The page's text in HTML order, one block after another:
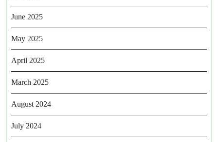
June 2025
May 2025
April 2025
March 2025
August 2024
July 2024